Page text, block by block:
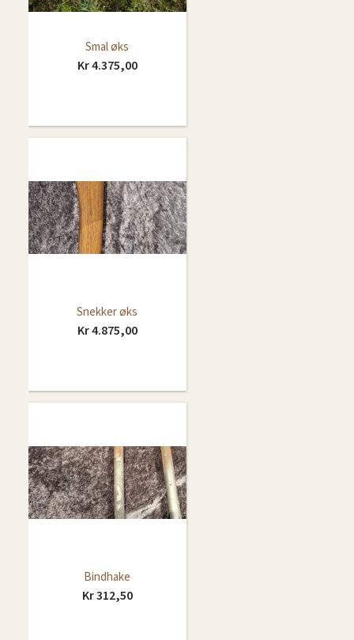
Smal øks
Kr 4.375,00
Snekker øks
Kr 4.875,00
Bindhake
Kr 312,50